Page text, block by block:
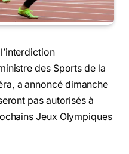
des Sports de la
a annoncé dimanche
pas autorisés à
Jeux Olympiques